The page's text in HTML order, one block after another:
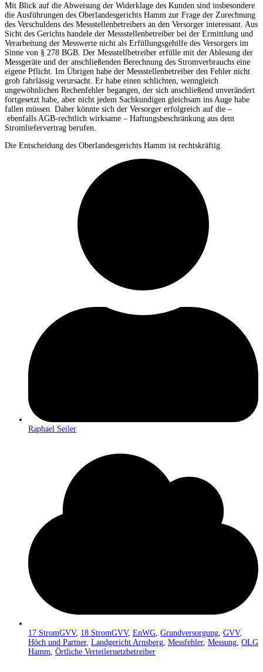
Mit Blick auf die Abweisung der Widerklage des Kunden sind insbesondere
die Ausführungen des Oberlandesgerichts Hamm zur Frage der Zurechnung
des Verschuldens des Messstellenbetreibers an den Versorger interessant. Aus
Sicht des Gerichts handele der Messstellenbetreiber bei der Ermittlung und
Verarbeitung der Messwerte nicht als Erfüllungsgehilfe des Versorgers im
Sinne von § 278 BGB. Der Messstellbetreiber erfülle mit der Ablesung der
Messgeräte und der anschließenden Berechnung des Stromverbrauchs eine
eigene Pflicht. Im Übrigen habe der Messstellenbetreiber den Fehler nicht
grob fahrlässig verursacht. Er habe einen schlichten, wenngleich
ungewöhnlichen Rechenfehler begangen, der sich anschließend unverändert
fortgesetzt habe, aber nicht jedem Sachkundigen gleichsam ins Auge habe
fallen müssen. Daher könnte sich der Versorger erfolgreich auf die –
ebenfalls AGB-rechtlich wirksame – Haftungsbeschränkung aus dem
Stromliefervertrag berufen.
Die Entscheidung des Oberlandesgerichts Hamm ist rechtskräftig.
Raphael Seiler
17 StromGVV, 18 StromGVV, EnWG, Grundversorgung, GVV,
Höch und Partner, Landgericht Arnsberg, Messfehler, Messung, OLG
Hamm, Örtliche Verteilernetzbetreiber